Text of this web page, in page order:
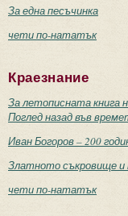
За една песъчинка
чети по-нататък
Краезнание
За летописната книга
Поглед назад във
Иван Богоров – 200
Златното съкровище и
чети по-нататък